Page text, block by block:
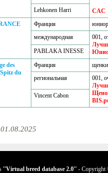
CAC
Lehkonen Harri
Франция
международная
001,
PABLAKA INESSE
des
du
Франция
щенки
региональная
001,
Vincent Cabon
01.08.2025
''Virtual breed database 2.0'' - Copyright